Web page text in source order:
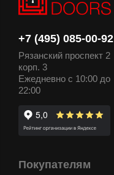
+7 (495) 085-00-92
Рязанский проспект 2
корп. 3
Ежедневно с 10:00 до
22:00
Покупателям